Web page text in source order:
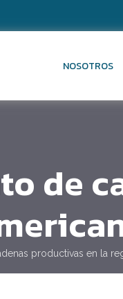
NOSOTROS
de
productivas en la